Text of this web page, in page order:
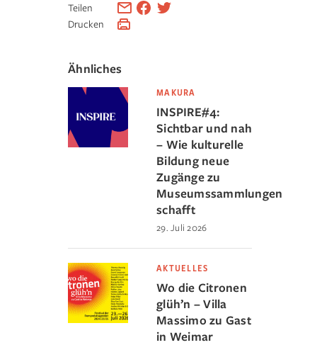
Teilen
Drucken
Ähnliches
MAKURA
INSPIRE#4:
Sichtbar und nah
– Wie kulturelle
Bildung neue
Zugänge zu
Museumssammlungen
schafft
29. Juli 2026
AKTUELLES
Wo die Citronen
glüh’n – Villa
Massimo zu Gast
in Weimar